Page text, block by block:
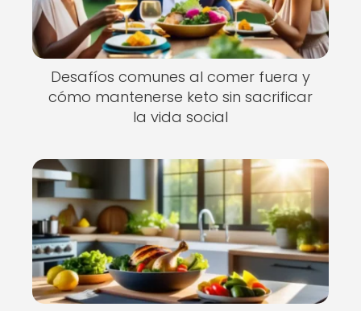
Desafíos comunes al comer fuera y
cómo mantenerse keto sin sacrificar
la vida social